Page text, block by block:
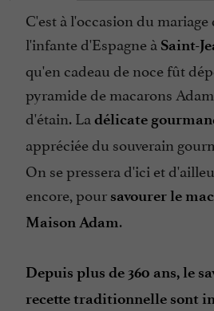
C'est à l'occasion du
l'infante d'Espagne à Saint-
qu'en cadeau de noce fût
pyramide de macarons
d'étain. La délicate
appréciée du souverain
On se pressera d'ici et
encore, pour savourer le
Maison Adam.
Depuis plus de 360 ans, le
recette traditionnelle sont